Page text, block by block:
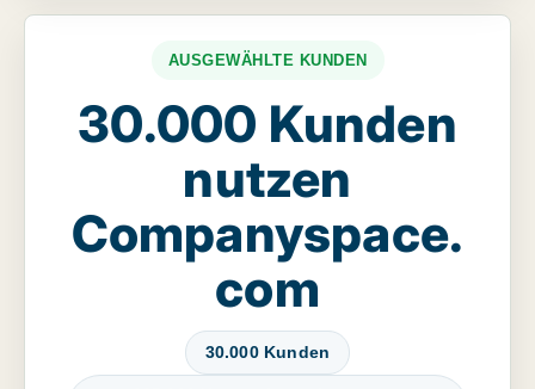
AUSGEWÄHLTE KUNDEN
30.000 Kunden
nutzen
Companyspace.
com
30.000 Kunden